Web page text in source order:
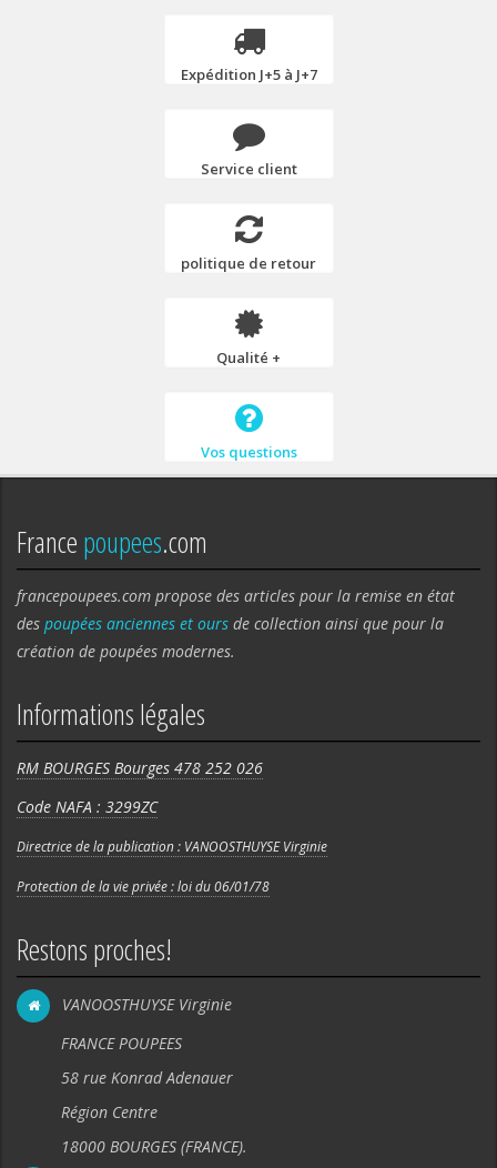
Expédition J+5 à J+7
Service client
politique de retour
Qualité +
Vos questions
Francepoupees.com
francepoupees.com propose des articles pour la remise en état
des poupées anciennes et ours de collection ainsi que pour la
création de poupées modernes.
Informations légales
RM BOURGES Bourges 478 252 026
Code NAFA : 3299ZC
Directrice de la publication : VANOOSTHUYSE Virginie
Protection de la vie privée : loi du 06/01/78
Restons proches!
VANOOSTHUYSE Virginie
FRANCE POUPEES
58 rue Konrad Adenauer
Région Centre
18000 BOURGES (FRANCE).